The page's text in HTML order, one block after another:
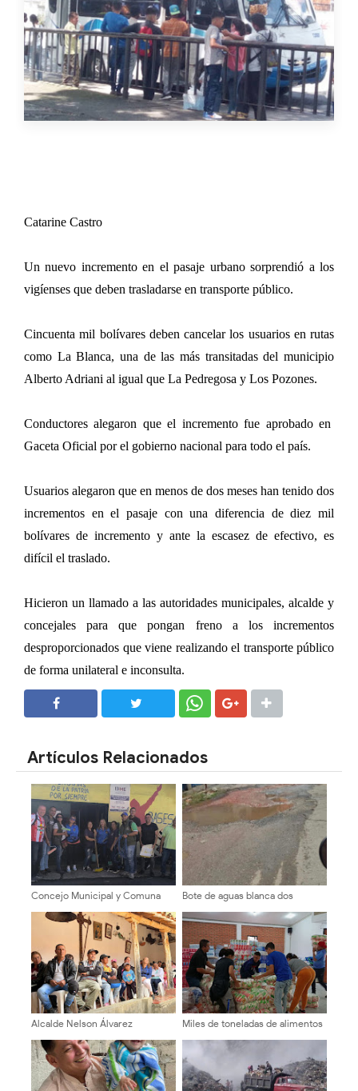
Catarine Castro
Un nuevo incremento en el pasaje urbano sorprendió a los
vigíenses que deben trasladarse en transporte público.
Cincuenta mil bolívares deben cancelar los usuarios en rutas
como La Blanca, una de las más transitadas del municipio
Alberto Adriani al igual que La Pedregosa y Los Pozones.
Conductores alegaron que el incremento fue aprobado en
Gaceta Oficial por el gobierno nacional para todo el país.
Usuarios alegaron que en menos de dos meses han tenido dos
incrementos en el pasaje con una diferencia de diez mil
bolívares de incremento y ante la escasez de efectivo, es
difícil el traslado.
Hicieron un llamado a las autoridades municipales, alcalde y
concejales para que pongan freno a los incrementos
desproporcionados que viene realizando el transporte público
de forma unilateral e inconsulta.
Artículos Relacionados
Concejo Municipal y Comuna
espacio para el proyecto Zona
Bote de aguas blanca dos
deteriora via de Las Quebraditas
sector El Caucho
Alcalde Nelson Álvarez
Agroproductivas en Los
Nevados
Miles de toneladas de alimentos
Protección Civil